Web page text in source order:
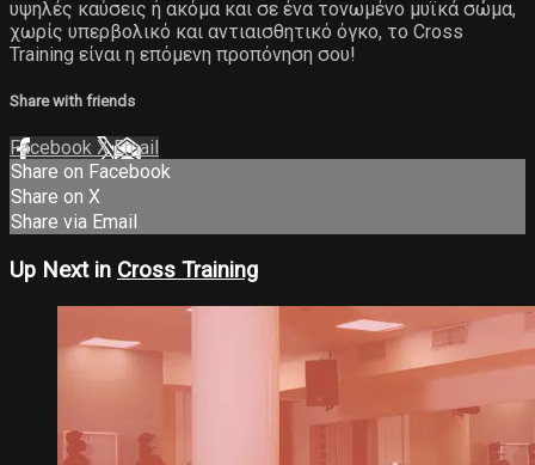
υψηλές καύσεις ή ακόμα και σε ένα τονωμένο μυϊκά σώμα,
χωρίς υπερβολικό και αντιαισθητικό όγκο, το Cross
Training είναι η επόμενη προπόνηση σου!
Share with friends
Facebook XEmail
Share on Facebook
Share on X
Share via Email
Up Next in Cross Training